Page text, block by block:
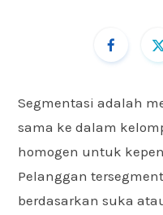
Segmentasi adalah
sama ke dalam
homogen untuk
Pelanggan
berdasarkan suka